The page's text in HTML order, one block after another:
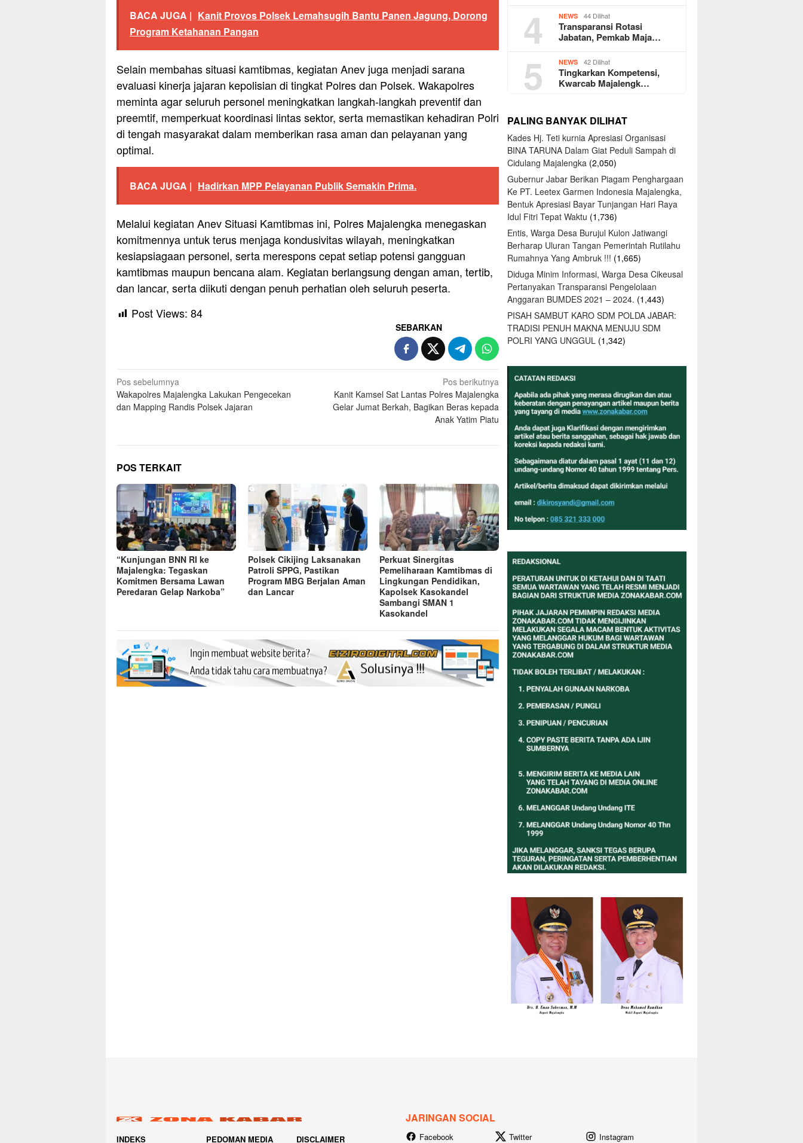
BACA JUGA | Kanit Provos Polsek Lemahsugih Bantu Panen Jagung, Dorong
Program Ketahanan Pangan
Selain membahas situasi kamtibmas, kegiatan Anev juga menjadi sarana
evaluasi kinerja jajaran kepolisian di tingkat Polres dan Polsek. Wakapolres
meminta agar seluruh personel meningkatkan langkah-langkah preventif dan
preemtif, memperkuat koordinasi lintas sektor, serta memastikan kehadiran Polri
di tengah masyarakat dalam memberikan rasa aman dan pelayanan yang
optimal.
BACA JUGA | Hadirkan MPP Pelayanan Publik Semakin Prima.
Melalui kegiatan Anev Situasi Kamtibmas ini, Polres Majalengka menegaskan
komitmennya untuk terus menjaga kondusivitas wilayah, meningkatkan
kesiapsiagaan personel, serta merespons cepat setiap potensi gangguan
kamtibmas maupun bencana alam. Kegiatan berlangsung dengan aman, tertib,
dan lancar, serta diikuti dengan penuh perhatian oleh seluruh peserta.
Post Views: 84
SEBARKAN
Navigasi
pos
Pos sebelumnya
Wakapolres Majalengka Lakukan Pengecekan
dan Mapping Randis Polsek Jajaran
Pos berikutnya
Kanit Kamsel Sat Lantas Polres Majalengka
Gelar Jumat Berkah, Bagikan Beras kepada
Anak Yatim Piatu
POS TERKAIT
“Kunjungan BNN RI ke
Majalengka: Tegaskan
Komitmen Bersama Lawan
Peredaran Gelap Narkoba”
Polsek Cikijing Laksanakan
Patroli SPPG, Pastikan
Program MBG Berjalan Aman
dan Lancar
Perkuat Sinergitas
Pemeliharaan Kamtibmas di
Lingkungan Pendidikan,
Kapolsek Kasokandel
Sambangi SMAN 1
Kasokandel
4 NEWS 44 Dilihat
Transparansi Rotasi
Jabatan, Pemkab Maja…
5 NEWS 42 Dilihat
Tingkarkan Kompetensi,
Kwarcab Majalengk…
PALING BANYAK DILIHAT
Kades Hj. Teti kurnia Apresiasi Organisasi
BINA TARUNA Dalam Giat Peduli Sampah di
Cidulang Majalengka (2,050)
Gubernur Jabar Berikan Piagam Penghargaan
Ke PT. Leetex Garmen Indonesia Majalengka,
Bentuk Apresiasi Bayar Tunjangan Hari Raya
Idul Fitri Tepat Waktu (1,736)
Entis, Warga Desa Burujul Kulon Jatiwangi
Berharap Uluran Tangan Pemerintah Rutilahu
Rumahnya Yang Ambruk !!! (1,665)
Diduga Minim Informasi, Warga Desa Cikeusal
Pertanyakan Transparansi Pengelolaan
Anggaran BUMDES 2021 – 2024. (1,443)
PISAH SAMBUT KARO SDM POLDA JABAR:
TRADISI PENUH MAKNA MENUJU SDM
POLRI YANG UNGGUL (1,342)
INDEKS PEDOMAN MEDIA DISCLAIMER
JARINGAN SOCIAL
Facebook Twitter Instagram